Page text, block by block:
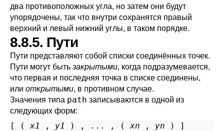
два противоположных угла, но затем они будут
упорядочены, так что внутри сохранятся правый
верхний и левый нижний углы, в таком порядке.
8.8.5. Пути
Пути представляют собой списки соединённых точек.
Пути могут быть закрытыми, когда подразумевается,
что первая и последняя точка в списке соединены,
или открытыми, в противном случае.
Значения типа path записываются в одной из
следующих форм:
[ ( x1 , y1 ) , ... , ( xn , yn ) ]